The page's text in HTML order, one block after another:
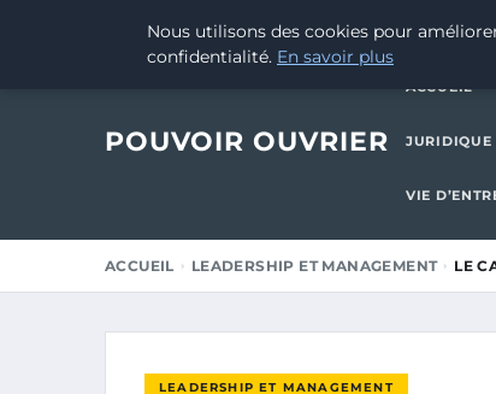
11 AOÛT 2025
POUVOIR OUVRIER
ACCUEIL
JURIDIQUE
VIE
ACCUEIL LEADERSHIP ET MANAGEMENT LE
LEADERSHIP ET MANAGEMENT
Nous utilisons des cookies pour
confidentialité. En savoir plus